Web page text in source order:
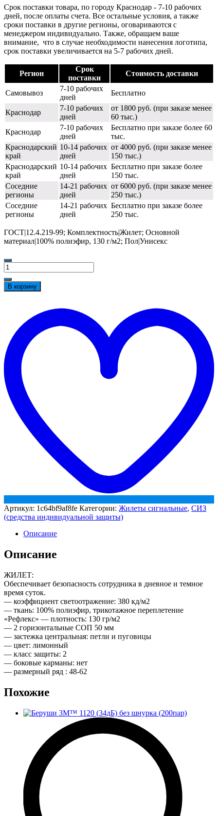
Срок поставки товара, по городу Краснодар - 7-10 рабочих
дней, после оплаты счета. Все остальные условия, а также
сроки поставки в другие регионы, оговариваются с
менеджером индивидуально. Также, обращаем ваше
внимание, что в случае необходимости нанесения логотипа,
срок поставки увеличивается на 5-7 рабочих дней.
Регион
Срок
поставки
Стоимость доставки
Самовывоз
7-10 рабочих
дней
Бесплатно
Краснодар
7-10 рабочих
дней
от 1800 руб. (при заказе менее
60 тыс.)
Краснодар
7-10 рабочих
дней
Бесплатно при заказе более 60
тыс.
Краснодарский
край
10-14 рабочих
дней
от 4000 руб. (при заказе менее
150 тыс.)
Краснодарский
край
10-14 рабочих
дней
Бесплатно при заказе более
150 тыс.
Соседние
регионы
14-21 рабочих
дней
от 6000 руб. (при заказе менее
250 тыс.)
Соседние
регионы
14-21 рабочих
дней
Бесплатно при заказе более
250 тыс.
ГОСТ|12.4.219-99; Комплектность|Жилет; Основной
материал|100% полиэфир, 130 г/м2; Пол|Унисекс
Количество
товара
Жилет
сигнальный
пуговицах
(тк.Полиэфир,130),
лимонный
В корзину
Артикул: 1c64bf9af8fe Категории: Жилеты сигнальные, СИЗ
(средства индивидуальной защиты)
Описание
Описание
ЖИЛЕТ:
Обеспечивает безопасность сотрудника в дневное и темное
время суток.
— коэффициент светоотражение: 380 кд/м2
— ткань: 100% полиэфир, трикотажное переплетение
«Рефлекс» — плотность: 130 гр/м2
— 2 горизонтальные СОП 50 мм
— застежка центральная: петли и пуговицы
— цвет: лимонный
— класс защиты: 2
— боковые карманы: нет
— размерный ряд : 48-62
Похожие